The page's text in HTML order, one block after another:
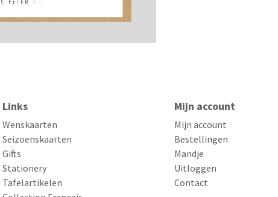
Links
Wenskaarten
Seizoenskaarten
Gifts
Stationery
Tafelartikelen
Mijn account
Mijn account
Bestellingen
Mandje
Uitloggen
Contact